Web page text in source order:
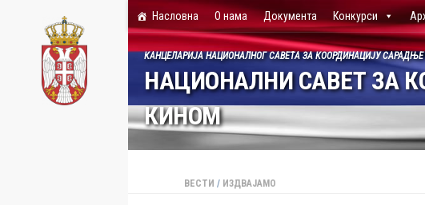
Skip to content Насловна О нама Документа Конкурси
НАЦИОНАЛНИ САВЕТ ЗА
КИНОМ
КАНЦЕЛАРИЈА НАЦИОНАЛНОГ САВЕТА ЗА КООРДИНАЦИЈУ
ВЕСТИ / ИЗДВАЈАМО